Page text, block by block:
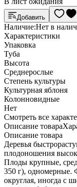
Добавить
Наличие:Нет в
Характеристики
Упаковка
Туба
Высота
Среднерослые
Степень культуры
Культурная яблоня
Колонновидные
Нет
Cмотреть все
Описание товара
Описание товара
Деревья
плодоношения
Плоды крупные,
350 г), одномерные.
округлая, иногда с